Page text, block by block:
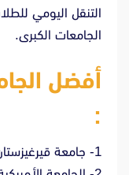
التنقل اليومي
الجامعات الكبرى.
أفضل
:
1- جامعة قيرغيزستان-تركيا ماناس